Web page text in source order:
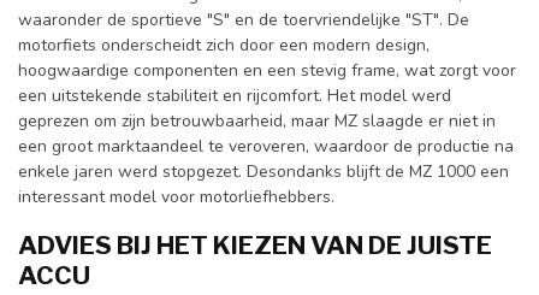
waaronder de sportieve "S" en de toervriendelijke "ST". De
motorfiets onderscheidt zich door een modern design,
hoogwaardige componenten en een stevig frame, wat zorgt voor
een uitstekende stabiliteit en rijcomfort. Het model werd
geprezen om zijn betrouwbaarheid, maar MZ slaagde er niet in
een groot marktaandeel te veroveren, waardoor de productie na
enkele jaren werd stopgezet. Desondanks blijft de MZ 1000 een
interessant model voor motorliefhebbers.
ADVIES BIJ HET KIEZEN VAN DE JUISTE
ACCU